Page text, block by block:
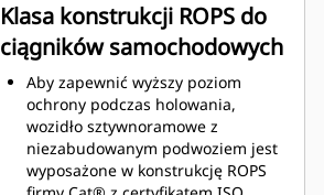
Klasa konstrukcji ROPS do
ciągników samochodowych
Aby zapewnić wyższy poziom
ochrony podczas holowania,
wozidło sztywnoramowe z
niezabudowanym podwoziem jest
wyposażone w konstrukcję ROPS